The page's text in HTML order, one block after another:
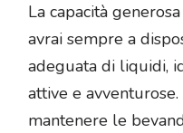
La capacità
avrai sempre a
adeguata di liquidi,
attive e
mantenere le